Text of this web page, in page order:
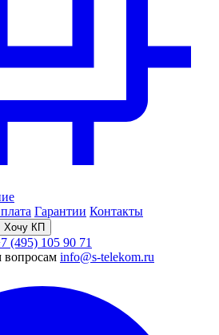
Гарантии Контакты
Хочу КП
(495) 105 90 71
вопросам info@s-telekom.ru